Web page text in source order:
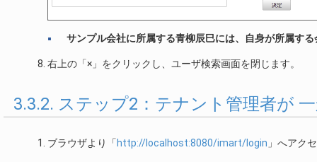
サンプル会社に所属する青柳辰巳には、自身が所属す
右上の「×」をクリックし、ユーザ検索画面を閉じます。
3.3.2. ステップ2：テナント管理者が
ブラウザより「 http://localhost:8080/imart/login 」へアク